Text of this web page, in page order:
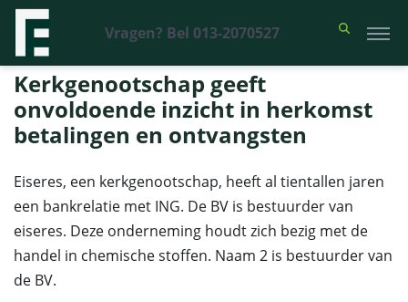
Vragen? Bel 013-2070527
Financieel Recht Advocaten >Uitspraken>Kerkgenootschap geeft
onvoldoende inzicht in herkomst betalingen en ontvangsten
Kerkgenootschap geeft
onvoldoende inzicht in herkomst
betalingen en ontvangsten
Eiseres, een kerkgenootschap, heeft al tientallen jaren
een bankrelatie met ING. De BV is bestuurder van
eiseres. Deze onderneming houdt zich bezig met de
handel in chemische stoffen. Naam 2 is bestuurder van
de BV.